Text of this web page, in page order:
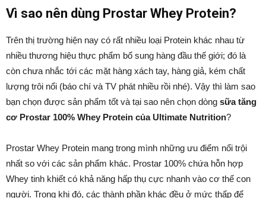
Vì sao nên dùng Prostar Whey Protein?
Trên thị trường hiện nay có rất nhiều loại Protein khác nhau từ
nhiều thương hiệu thực phẩm bổ sung hàng đầu thế giới; đó là
còn chưa nhắc tới các mặt hàng xách tay, hàng giả, kém chất
lượng trôi nổi (báo chí và TV phát nhiều rồi nhé). Vậy thì làm sao
bạn chọn được sản phẩm tốt và tại sao nên chọn dòng sữa tăng
cơ Prostar 100% Whey Protein của Ultimate Nutrition?
Prostar Whey Protein mang trong mình những ưu điểm nổi trội
nhất so với các sản phẩm khác. Prostar 100% chứa hỗn hợp
Whey tinh khiết có khả năng hấp thụ cực nhanh vào cơ thể con
người. Trong khi đó, các thành phần khác đều ở mức thấp để